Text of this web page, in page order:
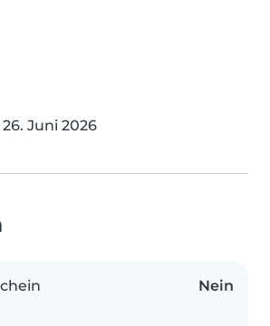
26. Juni 2026
Nein